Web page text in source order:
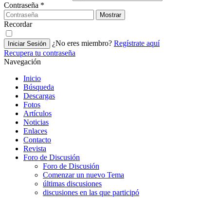
Contraseña *
Mostrar
Recordar
Iniciar Sesión ¿No eres miembro? Regístrate aquí
Recupera tu contraseña
Navegación
Inicio
Búsqueda
Descargas
Fotos
Artículos
Noticias
Enlaces
Contacto
Revista
Foro de Discusión
Foro de Discusión
Comenzar un nuevo Tema
últimas discusiones
discusiones en las que participó